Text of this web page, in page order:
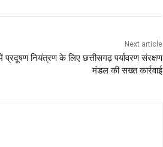
Next article
प्रदूषण नियंत्रण के लिए छत्तीसगढ़ पर्यावरण संरक्षण
मंडल की सख्त कार्रवाई